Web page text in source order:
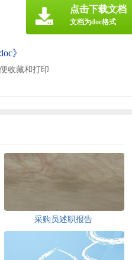
》
收藏和打印
点击下载文档
文档为doc格式
采购员述职报告